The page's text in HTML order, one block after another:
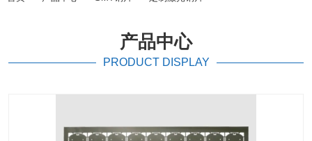
产品中心
PRODUCT DISPLAY